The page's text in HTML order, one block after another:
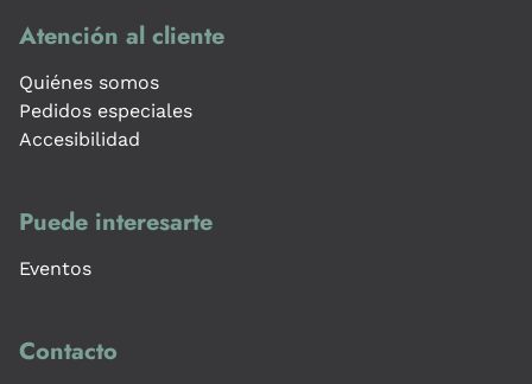
Atención al cliente
Quiénes somos
Pedidos especiales
Accesibilidad
Puede interesarte
Eventos
Contacto